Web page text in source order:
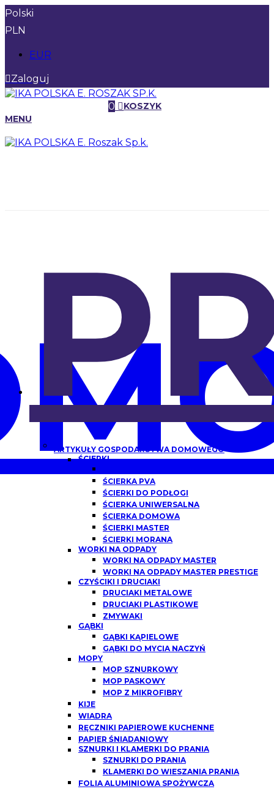
Polski
PLN
EUR
Zaloguj
0
KOSZYK
MENU
ARTYKUŁY GOSPODARSTWA DOMOWEGO
ŚCIERKI
ŚCIERKA PVA
ŚCIERKI DO PODŁOGI
ŚCIERKA UNIWERSALNA
ŚCIERKA DOMOWA
ŚCIERKI MASTER
ŚCIERKI MORANA
WORKI NA ODPADY
WORKI NA ODPADY MASTER
WORKI NA ODPADY MASTER PRESTIGE
CZYŚCIKI I DRUCIAKI
DRUCIAKI METALOWE
DRUCIAKI PLASTIKOWE
ZMYWAKI
GĄBKI
GĄBKI KĄPIELOWE
GĄBKI DO MYCIA NACZYŃ
MOPY
MOP SZNURKOWY
MOP PASKOWY
MOP Z MIKROFIBRY
KIJE
WIADRA
RĘCZNIKI PAPIEROWE KUCHENNE
PAPIER ŚNIADANIOWY
SZNURKI I KLAMERKI DO PRANIA
SZNURKI DO PRANIA
KLAMERKI DO WIESZANIA PRANIA
FOLIA ALUMINIOWA SPOŻYWCZA